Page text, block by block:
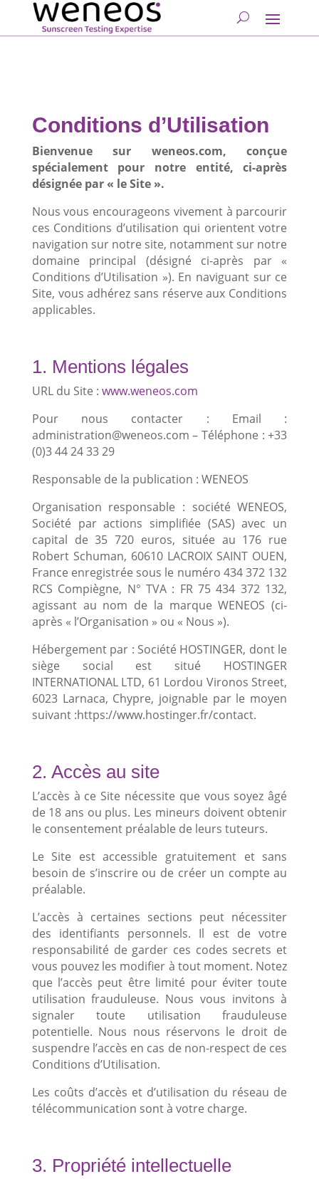
Conditions d’Utilisation
Bienvenue sur weneos.com, conçue
spécialement pour notre entité, ci-après
désignée par « le Site ».
Nous vous encourageons vivement à parcourir
ces Conditions d’utilisation qui orientent votre
navigation sur notre site, notamment sur notre
domaine principal (désigné ci-après par «
Conditions d’Utilisation »). En naviguant sur ce
Site, vous adhérez sans réserve aux Conditions
applicables.
1. Mentions légales
URL du Site : www.weneos.com
Pour nous contacter : Email :
administration@weneos.com – Téléphone : +33
(0)3 44 24 33 29
Responsable de la publication : WENEOS
Organisation responsable : société WENEOS,
Société par actions simplifiée (SAS) avec un
capital de 35 720 euros, située au 176 rue
Robert Schuman, 60610 LACROIX SAINT OUEN,
France enregistrée sous le numéro 434 372 132
RCS Compiègne, N° TVA : FR 75 434 372 132,
agissant au nom de la marque WENEOS (ci-
après « l’Organisation » ou « Nous »).
Hébergement par : Société HOSTINGER, dont le
siège social est situé HOSTINGER
INTERNATIONAL LTD, 61 Lordou Vironos Street,
6023 Larnaca, Chypre, joignable par le moyen
suivant :https://www.hostinger.fr/contact.
2. Accès au site
L’accès à ce Site nécessite que vous soyez âgé
de 18 ans ou plus. Les mineurs doivent obtenir
le consentement préalable de leurs tuteurs.
Le Site est accessible gratuitement et sans
besoin de s’inscrire ou de créer un compte au
préalable.
L’accès à certaines sections peut nécessiter
des identifiants personnels. Il est de votre
responsabilité de garder ces codes secrets et
vous pouvez les modifier à tout moment. Notez
que l’accès peut être limité pour éviter toute
utilisation frauduleuse. Nous vous invitons à
signaler toute utilisation frauduleuse
potentielle. Nous nous réservons le droit de
suspendre l’accès en cas de non-respect de ces
Conditions d’Utilisation.
Les coûts d’accès et d’utilisation du réseau de
télécommunication sont à votre charge.
3. Propriété intellectuelle